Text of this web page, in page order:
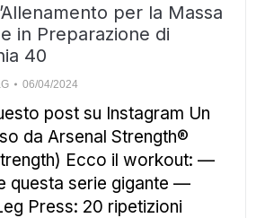
per la Massa
in Preparazione di
40
06/04/2024
post su Instagram Un
da Arsenal Strength®
Ecco il workout: —
questa serie gigante —
Press: 20 ripetizioni